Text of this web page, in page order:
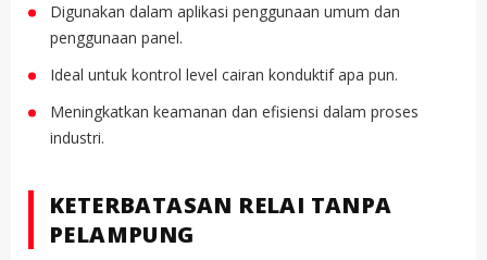
Digunakan dalam aplikasi penggunaan umum dan
penggunaan panel.
Ideal untuk kontrol level cairan konduktif apa pun.
Meningkatkan keamanan dan efisiensi dalam proses
industri.
KETERBATASAN RELAI TANPA
PELAMPUNG